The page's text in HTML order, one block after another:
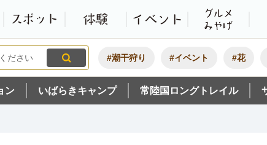
観光いばらき公式ホームペ
特集・オススメ
モデルコーススポット 体験
#潮干狩り #イベント #花
ン いばらきキャンプ 常陸国ロングトレイル